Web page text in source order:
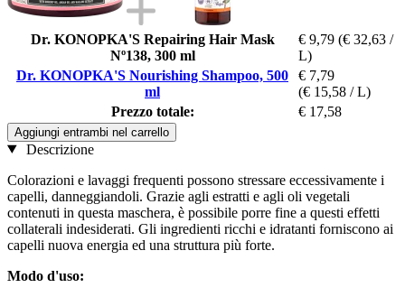
Dr. KONOPKA'S Repairing Hair Mask
Nº138, 300 ml
€ 9,79 (€ 32,63 /
L)
Dr. KONOPKA'S Nourishing Shampoo, 500
ml
€ 7,79
(€ 15,58 / L)
Prezzo totale:
€ 17,58
Aggiungi entrambi nel carrello
Descrizione
Colorazioni e lavaggi frequenti possono stressare eccessivamente i
capelli, danneggiandoli. Grazie agli estratti e agli oli vegetali
contenuti in questa maschera, è possibile porre fine a questi effetti
collaterali indesiderati. Gli ingredienti ricchi e idratanti forniscono ai
capelli nuova energia ed una struttura più forte.
Modo d'uso: